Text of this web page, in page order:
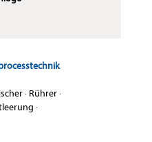
· Rührer·
·